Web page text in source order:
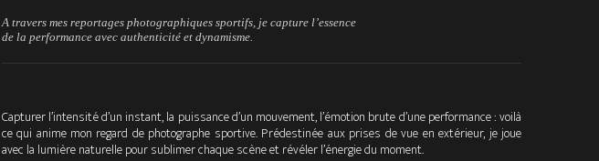
A travers mes reportages photographiques sportifs, je capture l’essence
de la performance avec authenticité et dynamisme.
Capturer l’intensité d’un instant, la puissance d’un mouvement, l’émotion brute d’une performance : voilà
ce qui anime mon regard de photographe sportive. Prédestinée aux prises de vue en extérieur, je joue
avec la lumière naturelle pour sublimer chaque scène et révéler l’énergie du moment.